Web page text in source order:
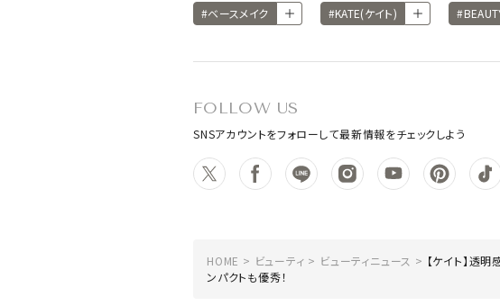
#ベースメイク #KATE(ケイト)
FOLLOW US
SNSアカウントをフォローして最新情報をチェックしよう
HOME ビューティ ビューティニュース
【ケイト】透
ンパクトも優秀！